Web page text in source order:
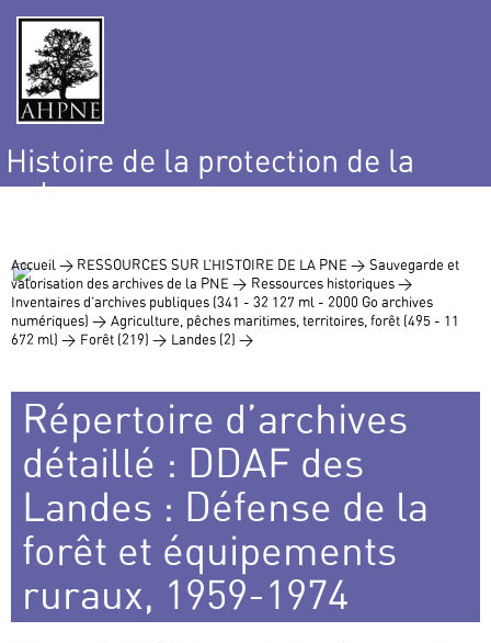
Histoire de la protection de la
nature
Accueil > RESSOURCES SUR L’HISTOIRE DE LA PNE > Sauvegarde et
valorisation des archives de la PNE > Ressources historiques >
Inventaires d’archives publiques (341 - 32 127 ml - 2000 Go archives
numériques) > Agriculture, pêches maritimes, territoires, forêt (495 - 11
672 ml) > Forêt (219) > Landes (2) >
Répertoire d’archives
détaillé : DDAF des
Landes : Défense de la
forêt et équipements
ruraux, 1959-1974